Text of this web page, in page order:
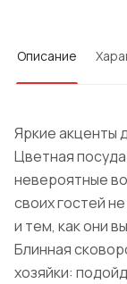
Описание
Яркие акценты
Цветная
невероятные
своих гостей
и тем, как они
Блинная
хозяйки: